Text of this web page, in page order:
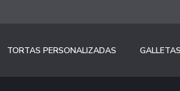
TORTAS PERSONALIZADAS GALLETAS